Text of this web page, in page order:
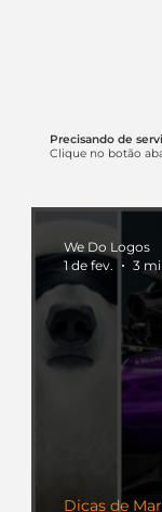
Precisando de
Clique no botão
Dicas de
We Do Logos
1 de fev.
3